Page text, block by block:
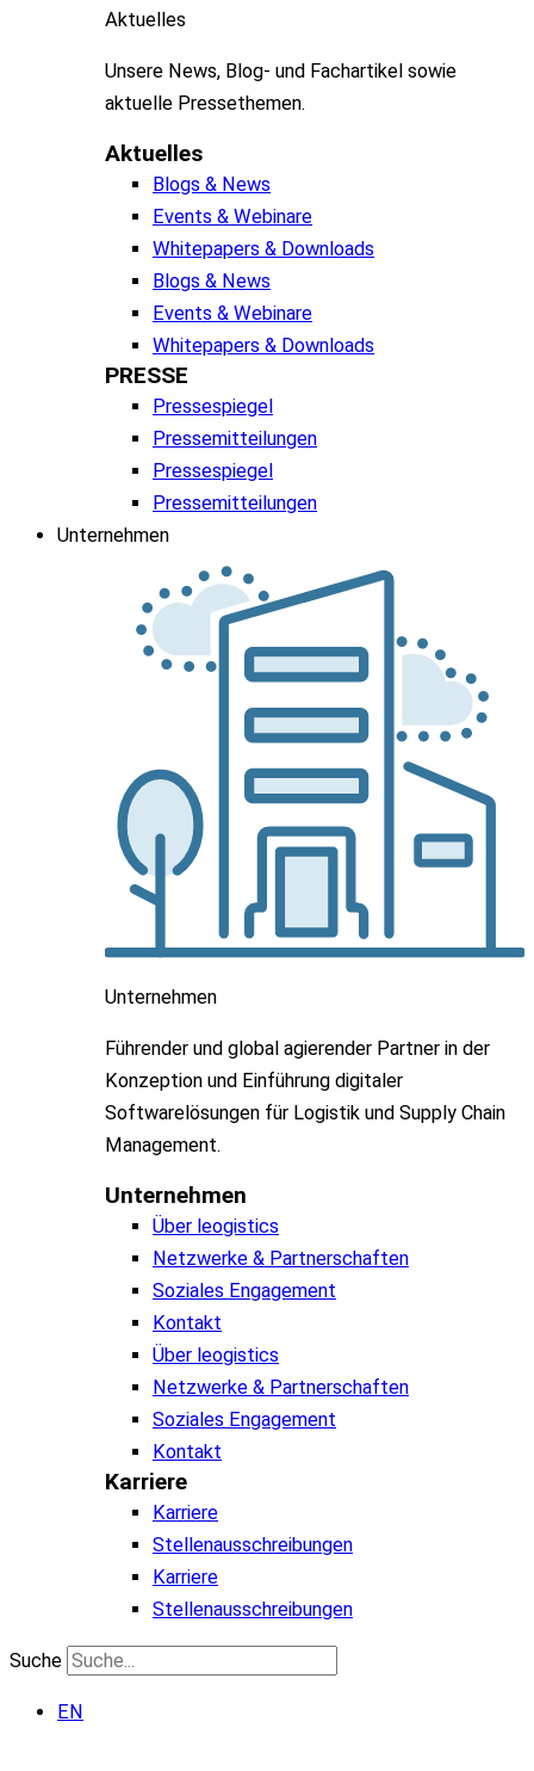
Aktuelles
Unsere News, Blog- und Fachartikel sowie
aktuelle Pressethemen.
Aktuelles
Blogs & News
Events & Webinare
Whitepapers & Downloads
Blogs & News
Events & Webinare
Whitepapers & Downloads
PRESSE
Pressespiegel
Pressemitteilungen
Pressespiegel
Pressemitteilungen
Unternehmen
Unternehmen
Führender und global agierender Partner in der
Konzeption und Einführung digitaler
Softwarelösungen für Logistik und Supply Chain
Management.
Unternehmen
Über leogistics
Netzwerke & Partnerschaften
Soziales Engagement
Kontakt
Über leogistics
Netzwerke & Partnerschaften
Soziales Engagement
Kontakt
Karriere
Karriere
Stellenausschreibungen
Karriere
Stellenausschreibungen
Suche
EN